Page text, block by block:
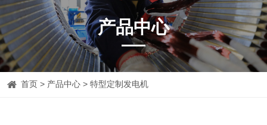
产品中心
首页 > 产品中心 > 特型定制发电机